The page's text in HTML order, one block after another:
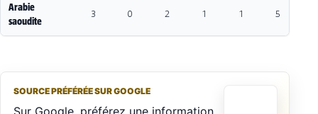
Arabie
saoudite
3 0 2 1 1 5
SOURCE PRÉFÉRÉE SUR GOOGLE